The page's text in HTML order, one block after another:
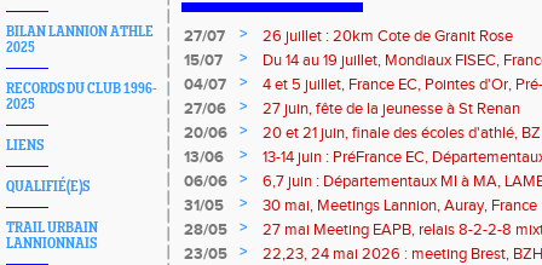
BILAN LANNION ATHLE
2025
RECORDS DU CLUB 1996-
2025
LIENS
QUALIFIÉ(E)S
TRAIL URBAIN
LANNIONNAIS
27/07 >
26 juillet : 20km Cote de Granit Rose
15/07
>
Du 14 au 19 juillet, Mondiaux FISEC,
04/07
>
4 et 5 juillet, France EC, Pointes d'Or,
Meetings Fougères, Quimper, St Renan
27/06 >
27 juin, fête de la jeunesse à St Renan
20/06
>
20 et 21 juin, finale des écoles d'athlé,
13/06
>
13-14 juin : PréFrance EC,
meeting Pacé, meeting Landerneau
06/06 >
6,7 juin : Départementaux MI à MA,
31/05
>
30 mai, Meetings Lannion, Auray,
route, Trails
28/05 >
27 mai Meeting EAPB, relais 8-2-2-8
23/05
>
22,23, 24 mai 2026 : meeting Brest,